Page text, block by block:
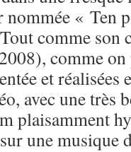
nommée « Ten
comme son
comme on
et
avec une très
plaisamment
une musique